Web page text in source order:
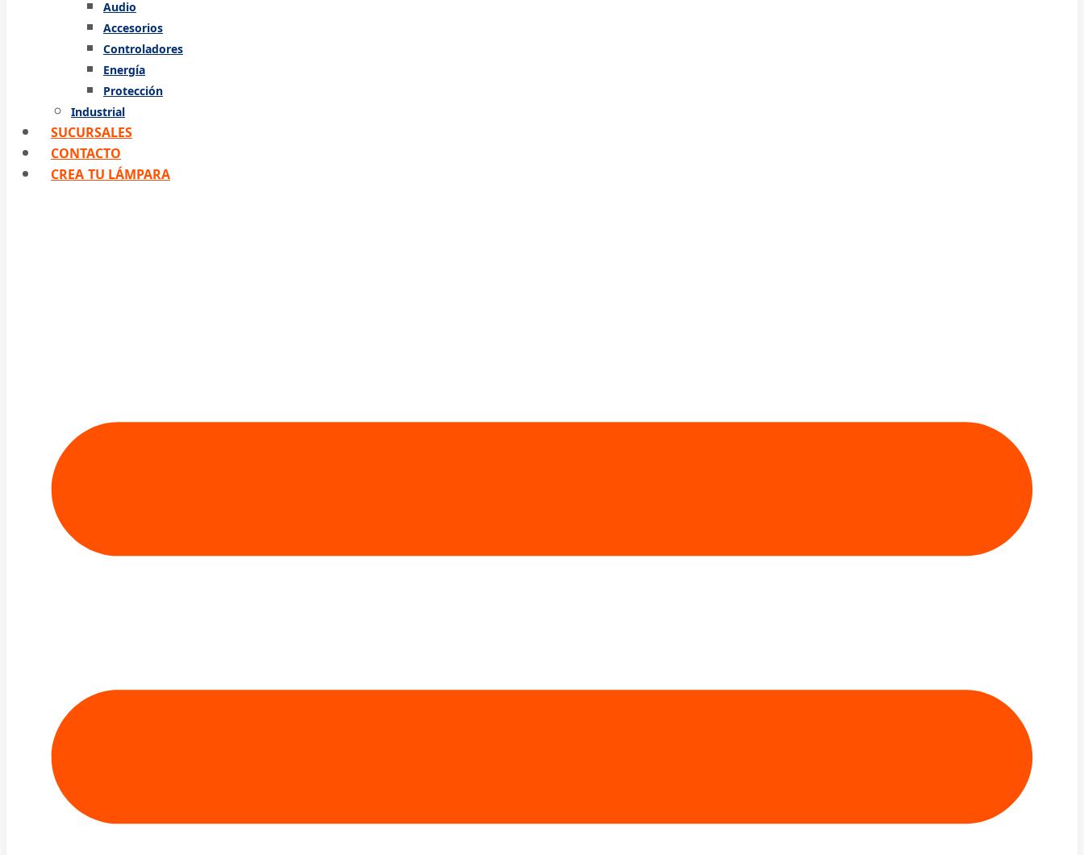
Audio
Accesorios
Controladores
Energía
Protección
Industrial
SUCURSALES
CONTACTO
CREA TU LÁMPARA